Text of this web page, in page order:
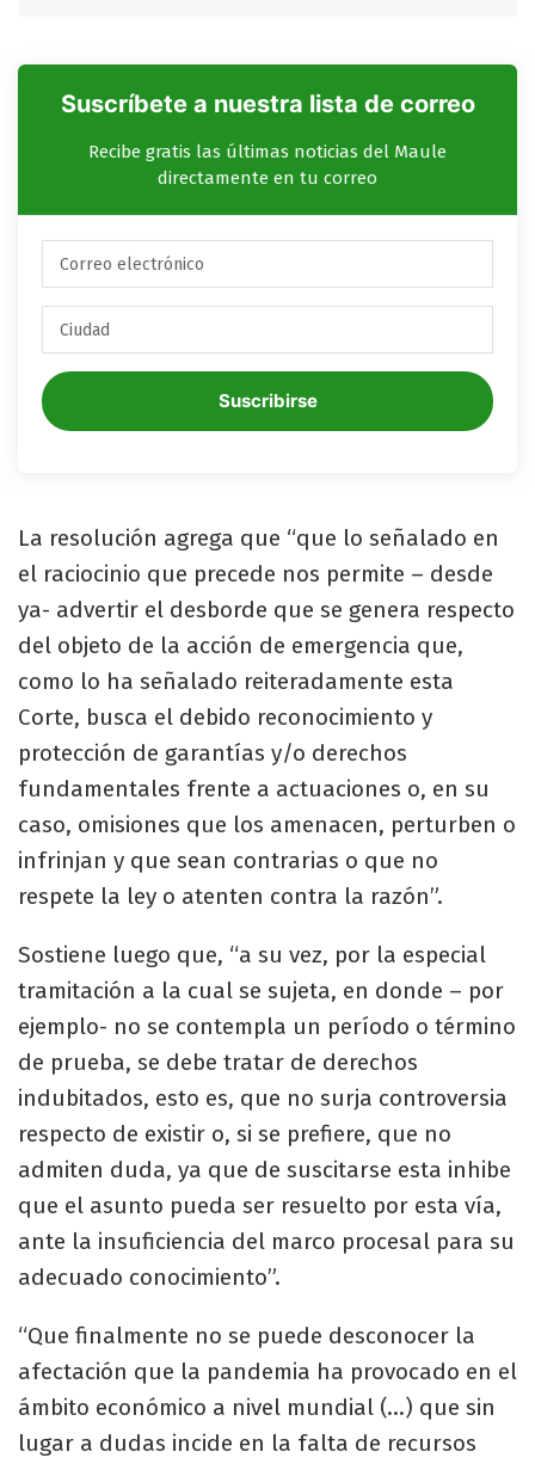
Suscríbete a nuestra lista de correo
Recibe gratis las últimas noticias del Maule
directamente en tu correo
Suscribirse
La resolución agrega que “que lo señalado en
el raciocinio que precede nos permite – desde
ya- advertir el desborde que se genera respecto
del objeto de la acción de emergencia que,
como lo ha señalado reiteradamente esta
Corte, busca el debido reconocimiento y
protección de garantías y/o derechos
fundamentales frente a actuaciones o, en su
caso, omisiones que los amenacen, perturben o
infrinjan y que sean contrarias o que no
respete la ley o atenten contra la razón”.
Sostiene luego que, “a su vez, por la especial
tramitación a la cual se sujeta, en donde – por
ejemplo- no se contempla un período o término
de prueba, se debe tratar de derechos
indubitados, esto es, que no surja controversia
respecto de existir o, si se prefiere, que no
admiten duda, ya que de suscitarse esta inhibe
que el asunto pueda ser resuelto por esta vía,
ante la insuficiencia del marco procesal para su
adecuado conocimiento”.
“Que finalmente no se puede desconocer la
afectación que la pandemia ha provocado en el
ámbito económico a nivel mundial (…) que sin
lugar a dudas incide en la falta de recursos